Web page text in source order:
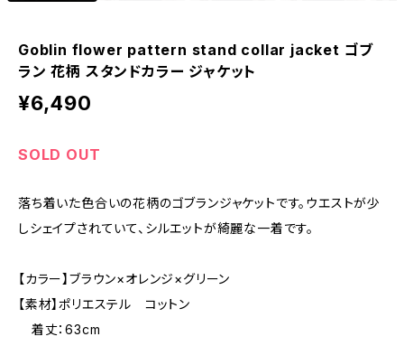
Goblin flower pattern stand collar jacket ゴブ
ラン 花柄 スタンドカラー ジャケット
¥6,490
SOLD OUT
落ち着いた色合いの花柄のゴブランジャケットです。ウエストが少
しシェイプされていて、シルエットが綺麗な一着です。
【カラー】ブラウン×オレンジ×グリーン
【素材】ポリエステル コットン
着丈：63cm